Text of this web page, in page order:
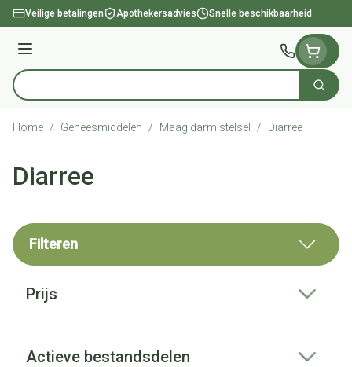
Ga naar de inhoud
Veilige betalingen Apothekersadvies Snelle beschikbaarheid
Menu
Product, merk, categorie... Zoek
Home / Geneesmiddelen / Maag darm stelsel / Diarree
Diarree
Filteren
Prijs
Actieve bestandsdelen